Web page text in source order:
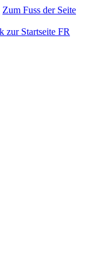
Zum Fuss der Seite
FR